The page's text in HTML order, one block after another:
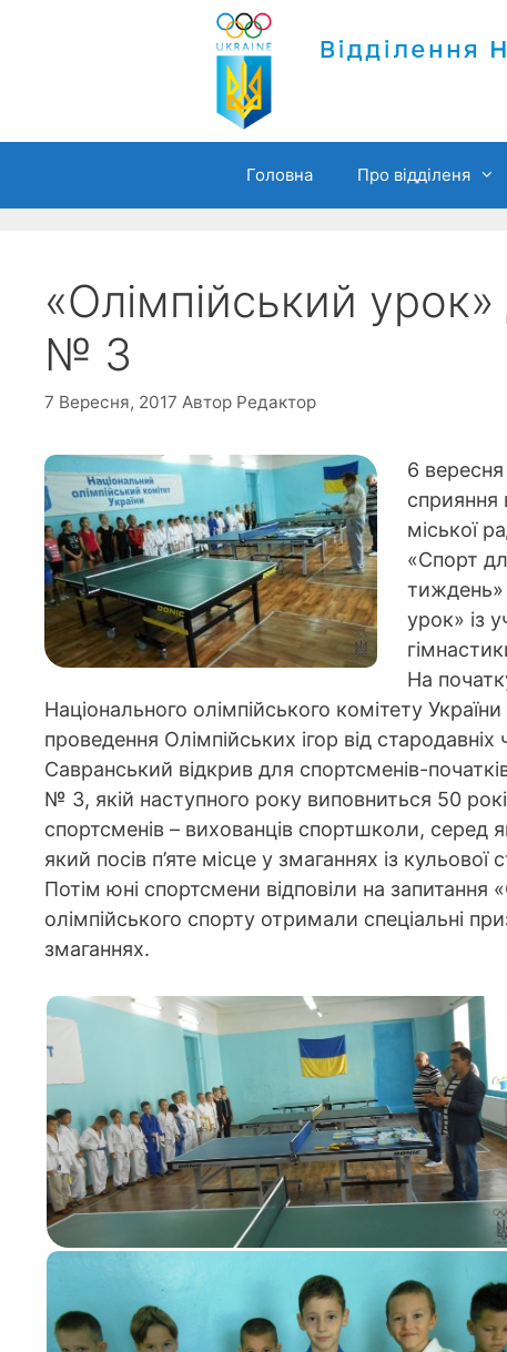
Головна Про відділеня
«Олімпійський
№ 3
7 Вересня, 2017 Автор Редактор
6 вересня
сприяння
міської
«Спорт
тиждень»
урок» із
На
Національного олімпійського комітету
проведення Олімпійських ігор від
Савранський відкрив для спортсменів-
№ 3, якій наступного року виповниться 50
спортсменів – вихованців спортшколи, серед
який посів п’яте місце у змаганнях із
Потім юні спортсмени відповіли на запитання
олімпійського спорту отримали спеціальні
змаганнях.